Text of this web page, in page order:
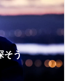
そう